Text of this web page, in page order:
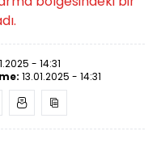
- 14:31
13.01.2025 - 14:31